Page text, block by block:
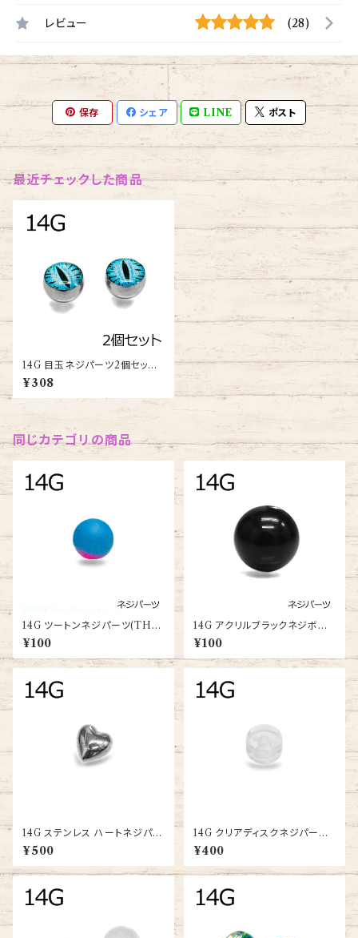
レビュー (28)
保存 シェア LINE ポスト
最近チェックした商品
14G 目玉ネジパーツ2個セット
(PJB-14G-SS-B)
¥308
同じカテゴリの商品
14G ツートンネジパーツ(TH-
CO-14G-BA)
¥100
14G アクリルブラックネジボー
ル(XSAB4-14G)
¥100
14G ステンレス ハートネジパー
ツ(SC24-14G-SS-BA)
¥500
14G クリアディスクネジパーツ
(UV-THDS-14G-CL-BA)
¥400